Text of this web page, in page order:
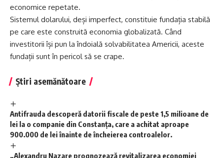
economice repetate.
Sistemul dolarului, deși imperfect, constituie fundația stabilă
pe care este construită economia globalizată. Când
investitorii își pun la îndoială solvabilitatea Americii, aceste
fundații sunt în pericol să se crape.
Știri asemănătoare
Antifrauda descoperă datorii fiscale de peste 1,5 milioane de
lei la o companie din Constanța, care a achitat aproape
900.000 de lei înainte de încheierea controalelor.
„Alexandru Nazare prognozează revitalizarea economiei